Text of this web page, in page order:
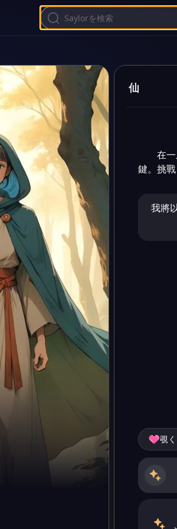
仙
在
鍵。挑
我將
覗く